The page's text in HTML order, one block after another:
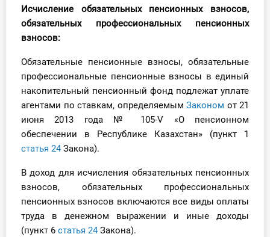
Юридический помощник
О Системе
Тарифы
Исчисление обязательных пенсионных взносов,
обязательных профессиональных пенсионных
взносов:
Обязательные пенсионные взносы, обязательные
профессиональные пенсионные взносы в единый
накопительный пенсионный фонд подлежат уплате
агентами по ставкам, определяемым Законом от 21
июня 2013 года № 105-V «О пенсионном
обеспечении в Республике Казахстан» (пункт 1
статья 24 Закона).
В доход для исчисления обязательных пенсионных
взносов, обязательных профессиональных
пенсионных взносов включаются все виды оплаты
труда в денежном выражении и иные доходы
(пункт 6 статья 24 Закона).